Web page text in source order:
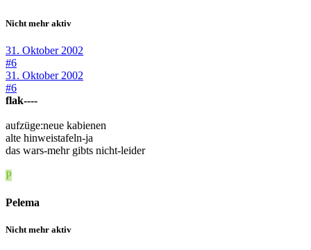
Nicht mehr aktiv
31. Oktober 2002
#6
31. Oktober 2002
#6
flak----
aufzüge:neue kabienen
alte hinweistafeln-ja
das wars-mehr gibts nicht-leider
P
Pelema
Nicht mehr aktiv